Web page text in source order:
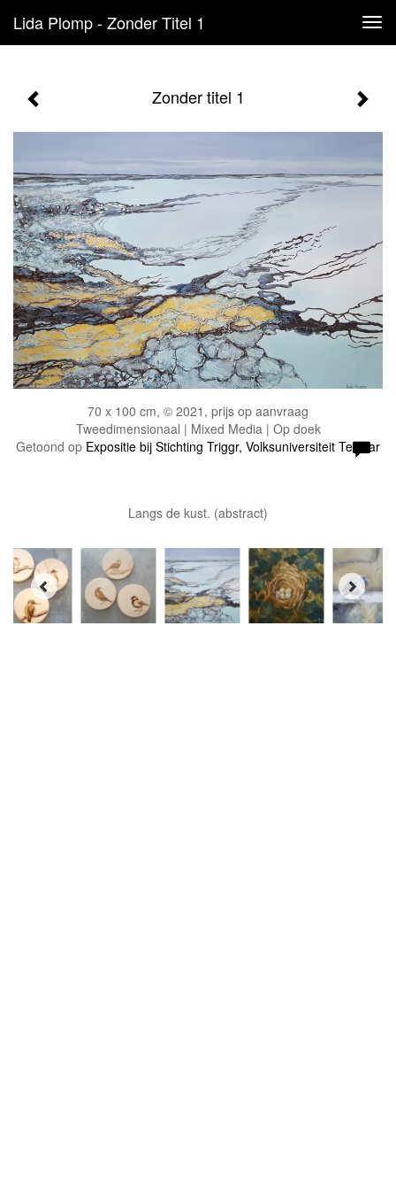
Lida Plomp - Zonder Titel 1
Zonder titel 1
70 x 100 cm, © 2021, prijs op aanvraag
Tweedimensionaal | Mixed Media | Op doek
Getoond op Expositie bij Stichting Triggr, Volksuniversiteit Ter Aar
Langs de kust. (abstract)